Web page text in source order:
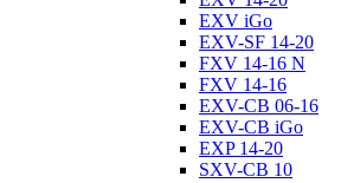
EXV iGo
EXV-SF 14-20
FXV 14-16 N
FXV 14-16
EXV-CB 06-16
EXV-CB iGo
EXP 14-20
SXV-CB 10